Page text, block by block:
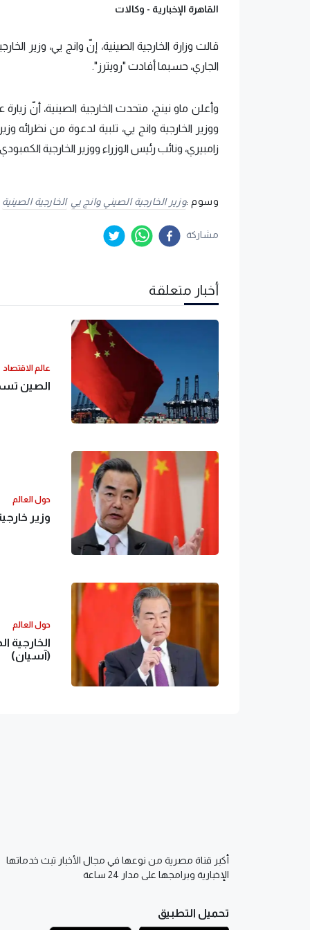
القاهرة الإخبارية - وكالات
الجاري، حسبما أفادت "رويترز".
وأعلن ماو نينج، متحدث الخارجية الصينية، أنّ
ووزير الخارجية وانج يي، تلبية لدعوة من نظرائه
زامبيري، ونائب رئيس الوزراء ووزير الخارجية
وسوم :وزير الخارجية الصيني وانج يي الخارجية الصينية
مشاركة
أخبار متعلقة
عالم الاقتصاد
الصين
حول العالم
وزير
حول العالم
الخارجية
(آسيان)
أكبر قناة مصرية من نوعها في مجال الأخبار تبث خدماتها
الإخبارية وبرامجها على مدار 24 ساعة
تحميل التطبيق